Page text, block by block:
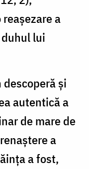
a
lui
şi
autentică a
de mare de
a
a fost,